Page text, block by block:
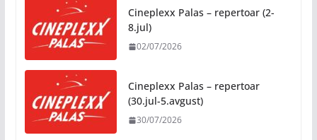
Novo mjesto u našem gradu: Otvoren amfiteatar
kod Pravnog fakulteta
31/07/2026
Na jesen počinje novo poglavlje
za Banju Luku: Starčevica
dobija prvu senzornu baštu u
Cineplexx Palas – repertoar (2-
8.jul)
02/07/2026
Cineplexx Palas – repertoar
(30.jul-5.avgust)
30/07/2026